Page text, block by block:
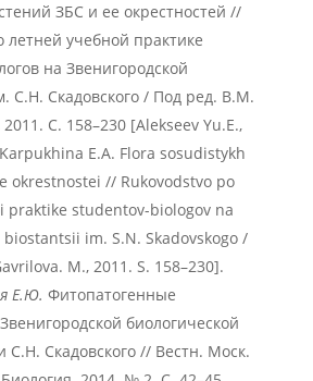
ЗБС и ее окрестностей //
летней учебной практике
на Звенигородской
С.Н. Скадовского / Под ред. В.М.
С. 158–230 [Alekseev Yu.E.,
E.A. Flora sosudistykh
okrestnostei // Rukovodstvo po
praktike studentov-biologov na
im. S.N. Skadovskogo /
M., 2011. S. 158–230].
Е.Ю. Фитопатогенные
биологической
С.Н. Скадовского // Вестн. Моск.